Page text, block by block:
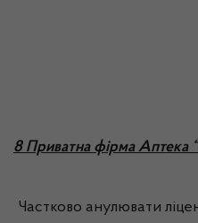
8 Приватна фірма Аптека
Частково анулювати